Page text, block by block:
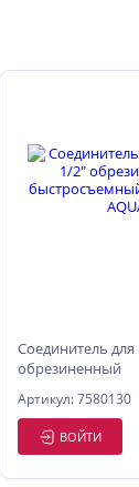
Соединитель
обрезиненный
AQUA
Артикул: 7580130
ВОЙТИ